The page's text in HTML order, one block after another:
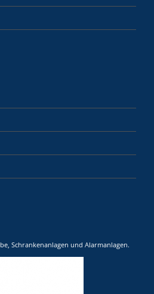
Schrankenanlagen und Alarmanlagen.